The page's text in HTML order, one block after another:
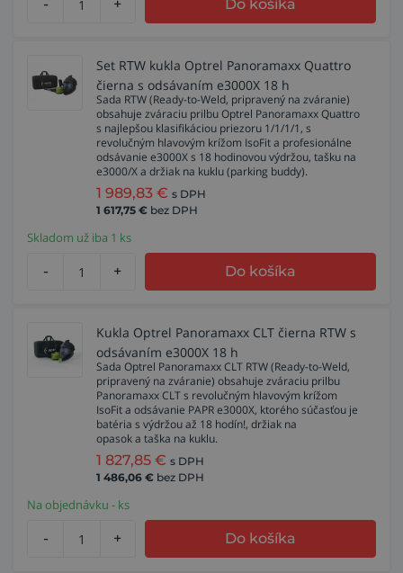
- + Do košíka
Set RTW kukla Optrel Panoramaxx Quattro
čierna s odsávaním e3000X 18 h
Sada RTW (Ready-to-Weld, pripravený na zváranie)
obsahuje zváraciu prilbu Optrel Panoramaxx Quattro
s najlepšou klasifikáciou priezoru 1/1/1/1, s
revolučným hlavovým krížom IsoFit a profesionálne
odsávanie e3000X s 18 hodinovou výdržou, tašku na
e3000/X a držiak na kuklu (parking buddy).
1 989,83 € s DPH
1 617,75 € bez DPH
Skladom už iba 1 ks
- + Do košíka
Kukla Optrel Panoramaxx CLT čierna RTW s
odsávaním e3000X 18 h
Sada Optrel Panoramaxx CLT RTW (Ready-to-Weld,
pripravený na zváranie) obsahuje zváraciu prilbu
Panoramaxx CLT s revolučným hlavovým krížom
IsoFit a odsávanie PAPR e3000X, ktorého súčasťou je
batéria s výdržou až 18 hodín!, držiak na
opasok a taška na kuklu.
1 827,85 € s DPH
1 486,06 € bez DPH
Na objednávku - ks
- + Do košíka